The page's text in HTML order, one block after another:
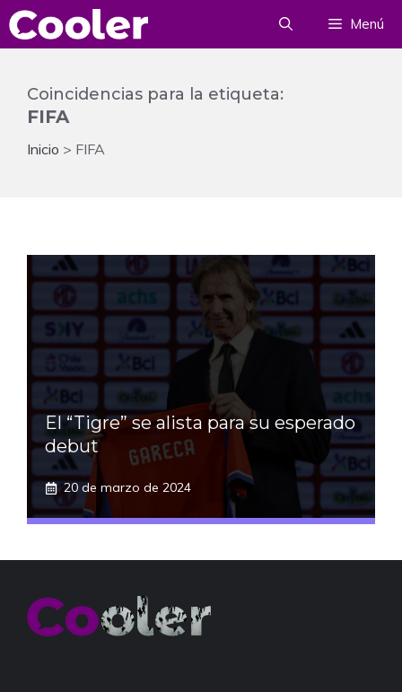
Saltar
al
Menú
Coincidencias para la etiqueta:
FIFA
Inicio > FIFA
El “Tigre” se alista para su esperado
debut
20 de marzo de 2024